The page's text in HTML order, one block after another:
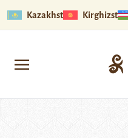
Kazakhstan Kirghizstan